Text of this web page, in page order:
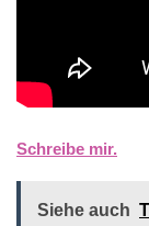
Schreibe mir.
Siehe auch